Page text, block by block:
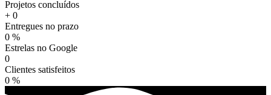
Projetos concluídos
+ 0
Entregues no prazo
0 %
Estrelas no Google
0
Clientes satisfeitos
0 %